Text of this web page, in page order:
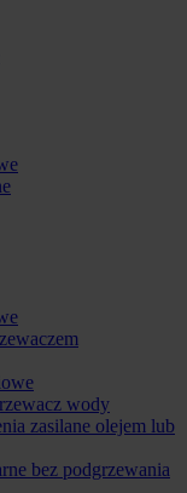
wody
zasilane olejem lub
bez podgrzewania